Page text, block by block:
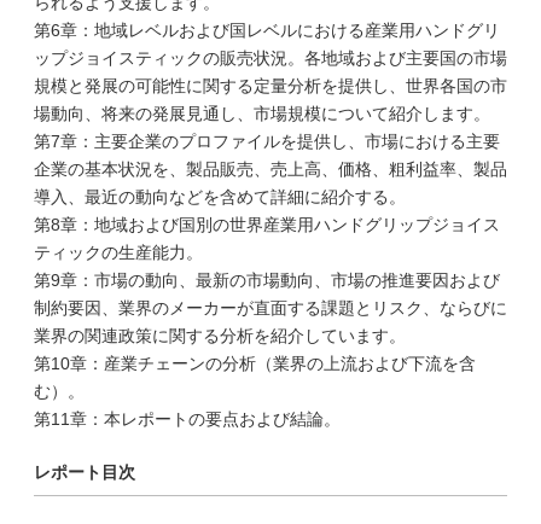
第6章：地域レベルおよび国レベルにおける産業用ハンドグリ
ップジョイスティックの販売状況。各地域および主要国の市場
規模と発展の可能性に関する定量分析を提供し、世界各国の市
場動向、将来の発展見通し、市場規模について紹介します。
第7章：主要企業のプロファイルを提供し、市場における主要
企業の基本状況を、製品販売、売上高、価格、粗利益率、製品
導入、最近の動向などを含めて詳細に紹介する。
第8章：地域および国別の世界産業用ハンドグリップジョイス
ティックの生産能力。
第9章：市場の動向、最新の市場動向、市場の推進要因および
制約要因、業界のメーカーが直面する課題とリスク、ならびに
業界の関連政策に関する分析を紹介しています。
第10章：産業チェーンの分析（業界の上流および下流を含
む）。
第11章：本レポートの要点および結論。
レポート目次